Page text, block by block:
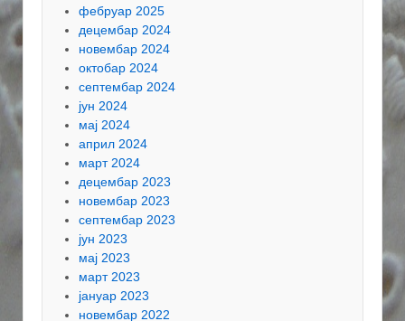
фебруар 2025
децембар 2024
новембар 2024
октобар 2024
септембар 2024
јун 2024
мај 2024
април 2024
март 2024
децембар 2023
новембар 2023
септембар 2023
јун 2023
мај 2023
март 2023
јануар 2023
новембар 2022